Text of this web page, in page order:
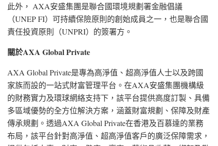
此外， AXA安盛集團是聯合國環境規劃署金融倡議
（UNEP FI）可持續保險原則的創始成員之一，也是聯合國
責任投資原則（UNPRI）的簽署方。
關於AXA Global Private
AXA Global Private是專為高淨值、超高淨值人士以及跨國
家族而設的一站式財富管理平台。在AXA安盛集團機構級
的財務實力及環球網絡支持下，該平台提供高度訂製、具備
多區域優勢的全方位解決方案，涵蓋財富規劃、保障及財產
傳承規劃。透過AXA Global Private在香港及百慕達的業務
布局，該平台針對高淨值、超高淨值客戶的廣泛保障需求，